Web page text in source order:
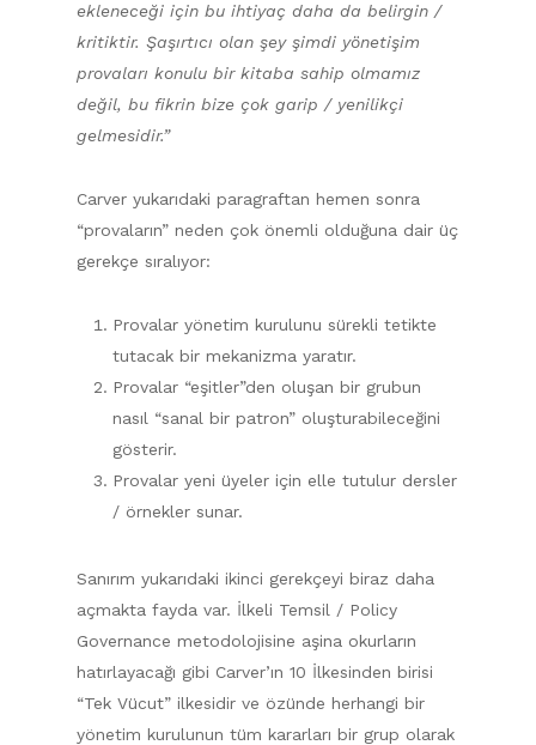
ekleneceği için bu ihtiyaç daha da belirgin /
kritiktir. Şaşırtıcı olan şey şimdi yönetişim
provaları konulu bir kitaba sahip olmamız
değil, bu fikrin bize çok garip / yenilikçi
gelmesidir.”
Carver yukarıdaki paragraftan hemen sonra
“provaların” neden çok önemli olduğuna dair üç
gerekçe sıralıyor:
Provalar yönetim kurulunu sürekli tetikte
tutacak bir mekanizma yaratır.
Provalar “eşitler”den oluşan bir grubun
nasıl “sanal bir patron” oluşturabileceğini
gösterir.
Provalar yeni üyeler için elle tutulur dersler
/ örnekler sunar.
Sanırım yukarıdaki ikinci gerekçeyi biraz daha
açmakta fayda var. İlkeli Temsil / Policy
Governance metodolojisine aşina okurların
hatırlayacağı gibi Carver’ın 10 İlkesinden birisi
“Tek Vücut” ilkesidir ve özünde herhangi bir
yönetim kurulunun tüm kararları bir grup olarak